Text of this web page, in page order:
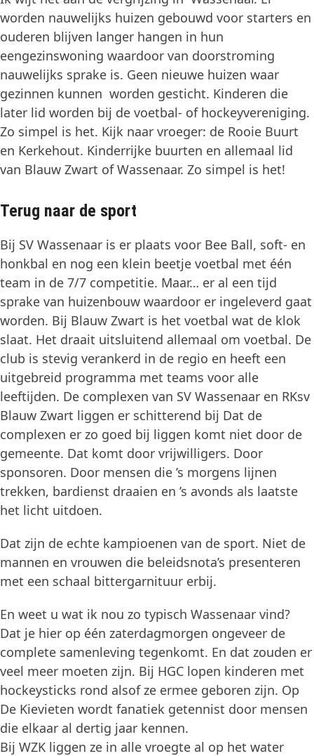
worden nauwelijks huizen gebouwd voor starters en
ouderen blijven langer hangen in hun
eengezinswoning waardoor van doorstroming
nauwelijks sprake is. Geen nieuwe huizen waar
gezinnen kunnen worden gesticht. Kinderen die
later lid worden bij de voetbal- of hockeyvereniging.
Zo simpel is het. Kijk naar vroeger: de Rooie Buurt
en Kerkehout. Kinderrijke buurten en allemaal lid
van Blauw Zwart of Wassenaar. Zo simpel is het!
Terug naar de sport
Bij SV Wassenaar is er plaats voor Bee Ball, soft- en
honkbal en nog een klein beetje voetbal met één
team in de 7/7 competitie. Maar… er al een tijd
sprake van huizenbouw waardoor er ingeleverd gaat
worden. Bij Blauw Zwart is het voetbal wat de klok
slaat. Het draait uitsluitend allemaal om voetbal. De
club is stevig verankerd in de regio en heeft een
uitgebreid programma met teams voor alle
leeftijden. De complexen van SV Wassenaar en RKsv
Blauw Zwart liggen er schitterend bij Dat de
complexen er zo goed bij liggen komt niet door de
gemeente. Dat komt door vrijwilligers. Door
sponsoren. Door mensen die ’s morgens lijnen
trekken, bardienst draaien en ’s avonds als laatste
het licht uitdoen.
Dat zijn de echte kampioenen van de sport. Niet de
mannen en vrouwen die beleidsnota’s presenteren
met een schaal bittergarnituur erbij.
En weet u wat ik nou zo typisch Wassenaar vind?
Dat je hier op één zaterdagmorgen ongeveer de
complete samenleving tegenkomt. En dat zouden er
veel meer moeten zijn. Bij HGC lopen kinderen met
hockeysticks rond alsof ze ermee geboren zijn. Op
De Kievieten wordt fanatiek getennist door mensen
die elkaar al dertig jaar kennen.
Bij WZK liggen ze in alle vroegte al op het water